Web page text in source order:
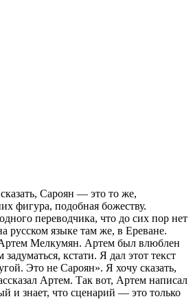
Сароян — это то же,
фигура, подобная божеству.
переводчика, что до сих пор нет
русском языке там же, в Ереване.
Артем Мелкумян. Артем был влюблен
кстати. Я дал этот текст
Это не Сароян». Я хочу сказать,
Артем. Так вот, Артем написал
и знает, что сценарий — это только